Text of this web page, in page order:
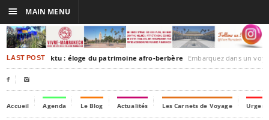
LAST POSTTimbuktu : éloge du patrimoine afro-berbère Embarquez dans un voyage culturel dans le
 
Accueil Agenda Le Blog Actualités Les Carnets de Voyage
☰ MAIN MENU